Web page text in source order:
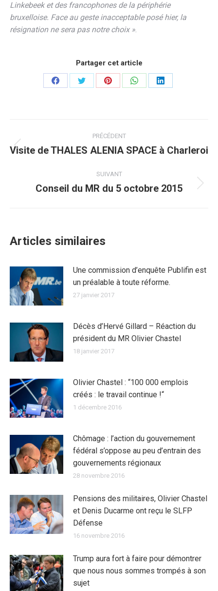
Linkebeek et des francophones de la périphérie
bruxelloise. Face au geste inacceptable posé hier, la
résignation ne sera pas notre choix ».
Partager cet article
PartagerPartagerPartagerPartagerPartager
article
PRÉCÉDENT
Article
:
Visite de THALES ALENIA SPACE à Charleroi
SUIVANT
Article
Conseil du MR du 5 octobre 2015
Articles similaires
Une commission d’enquête Publifin est
un préalable à toute réforme.
27 janvier 2017
Décès d’Hervé Gillard – Réaction du
président du MR Olivier Chastel
18 janvier 2017
Olivier Chastel : “100 000 emplois
créés : le travail continue !“
1 décembre 2016
Chômage : l’action du gouvernement
fédéral s’oppose au peu d’entrain des
gouvernements régionaux
28 novembre 2016
Pensions des militaires, Olivier Chastel
et Denis Ducarme ont reçu le SLFP
Défense
16 novembre 2016
Trump aura fort à faire pour démontrer
que nous nous sommes trompés à son
sujet